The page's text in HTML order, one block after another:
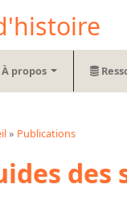
À propos
» Publications
des